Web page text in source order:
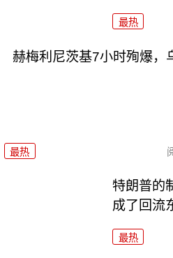
最热
赫梅利尼茨基7小时殉爆，
最热
特朗普的
成了回流
最热